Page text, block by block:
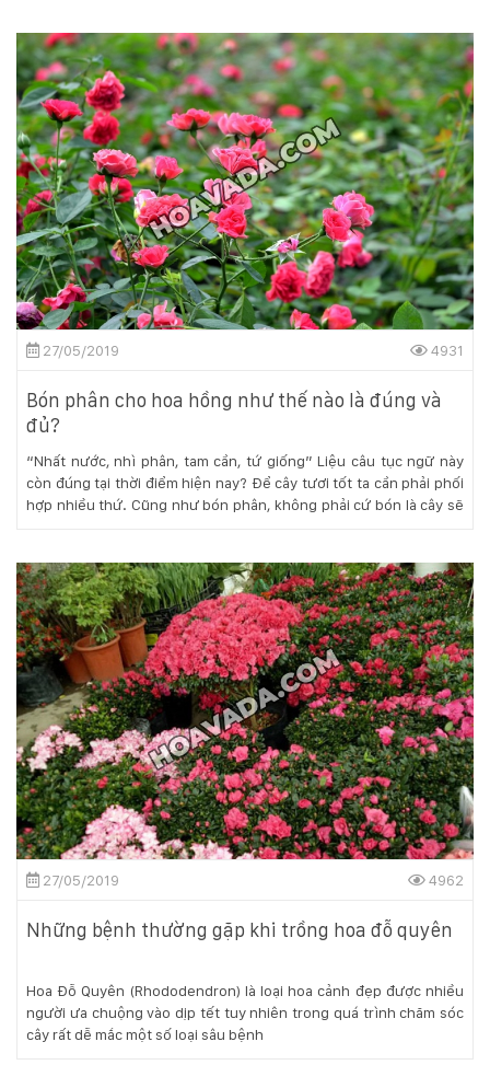
với giá thành cao nhưng vẫn luôn cháy hàng.
27/05/2019 4931
Bón phân cho hoa hồng như thế nào là đúng và
đủ?
“Nhất nước, nhì phân, tam cần, tứ giống” Liệu câu tục ngữ này
còn đúng tại thời điểm hiện nay? Để cây tươi tốt ta cần phải phối
hợp nhiều thứ. Cũng như bón phân, không phải cứ bón là cây sẽ
27/05/2019 4962
Những bệnh thường gặp khi trồng hoa đỗ quyên
Hoa Đỗ Quyên (Rhododendron) là loại hoa cảnh đẹp được nhiều
người ưa chuộng vào dịp tết tuy nhiên trong quá trình chăm sóc
cây rất dễ mắc một số loại sâu bệnh